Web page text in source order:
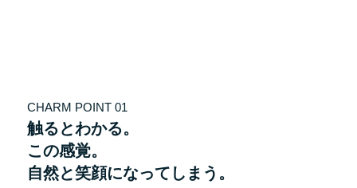
CHARM POINT 01
触るとわかる。
この感覚。
自然と笑顔になってしまう。